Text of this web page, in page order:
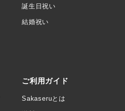
誕生日祝い
結婚祝い
ご利用ガイド
Sakaseruとは